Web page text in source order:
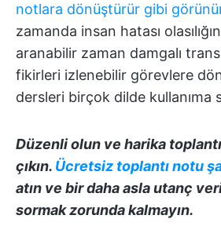
notlara dönüştürür gibi
zamanda insan hatası
aranabilir zaman damgalı
fikirleri izlenebilir görevlere
dersleri birçok dilde kullanıma
Düzenli olun ve harika
çıkın. Ücretsiz toplantı notu
atın ve bir daha asla utanç
sormak zorunda kalmayın.